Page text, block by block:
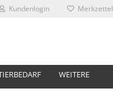
Kundenlogin Merkzettel
WEITERE